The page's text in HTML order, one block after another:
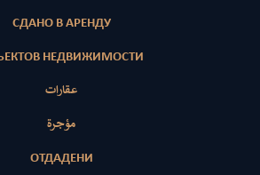
СДАНО В АРЕНДУ
НЕДВИЖИМОСТИ
عقارات
مؤجرة
ОТДАДЕНИ